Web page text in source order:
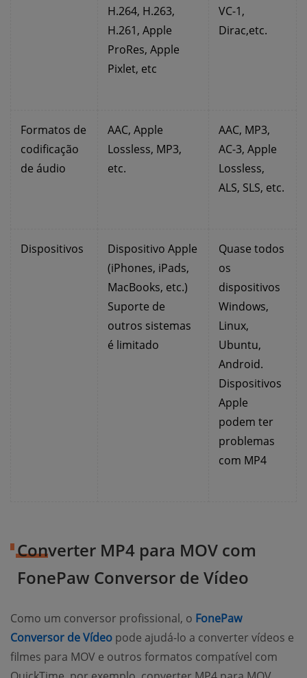
H.264, H.263,
H.261, Apple
ProRes, Apple
Pixlet, etc
VC-1,
Dirac,etc.
Formatos de
codificação
de áudio
AAC, Apple
Lossless, MP3,
etc.
AAC, MP3,
AC-3, Apple
Lossless,
ALS, SLS, etc.
Dispositivos
Dispositivo Apple
(iPhones, iPads,
MacBooks, etc.)
Suporte de
outros sistemas
é limitado
Quase todos
os
dispositivos
Windows,
Linux,
Ubuntu,
Android.
Dispositivos
Apple
podem ter
problemas
com MP4
Converter MP4 para MOV com
FonePaw Conversor de Vídeo
Como um conversor profissional, o FonePaw
Conversor de Vídeo (opens new window)
pode ajudá-lo a converter vídeos e
filmes para MOV e outros formatos compatível com